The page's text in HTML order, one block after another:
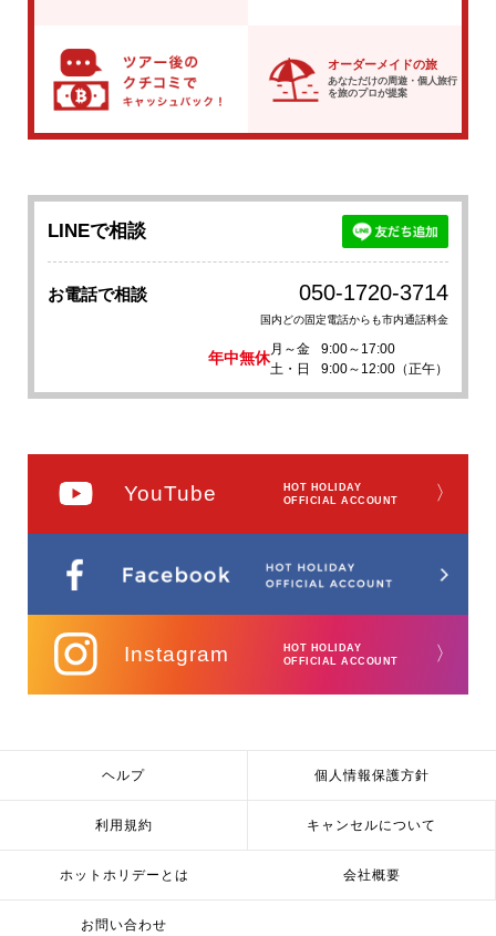
オーダーメイドの旅
あなただけの周遊・個人旅行
を旅のプロが提案
LINEで相談
お電話で相談 050-1720-3714
国内どの固定電話からも市内通話料金
年中無休
月～金
9:00～17:00
土・日
9:00～12:00（正午）
YouTube
HOT HOLIDAY
OFFICIAL ACCOUNT
〉
Instagram
HOT HOLIDAY
OFFICIAL ACCOUNT
〉
ヘルプ 個人情報保護方針
利用規約 キャンセルについて
ホットホリデーとは 会社概要
お問い合わせ